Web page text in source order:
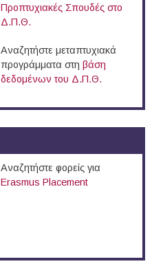
Προπτυχιακές Σπουδές στο
Δ.Π.Θ.
Αναζητήστε μεταπτυχιακά
προγράμματα στη βάση
δεδομένων του Δ.Π.Θ.
Αναζητήστε φορείς για
Erasmus Placement